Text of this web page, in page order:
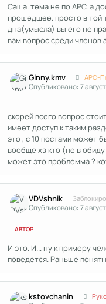
Саша. тема не по АРС. а
прошедшее. просто в той
дна(умысла) вы его не
вам вопрос среди членов
Ginny.kmv APC-
Опубликовано:7
скорей всего вопрос
имеет доступ к таким
это , с 10 постами может
вообще хз кто (не в
может это проблемма ?
VDVshnik
Опубликовано:7
АВТОР
И это. И... ну к примеру
поведется. Раньше
kstоvchanin